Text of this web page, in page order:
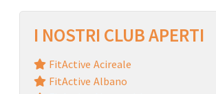
I NOSTRI CLUB APERTI
FitActive Acireale
FitActive Albano